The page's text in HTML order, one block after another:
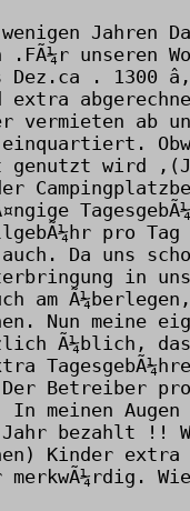
Jahren
.FÃ¼r unseren
Dez.ca . 1300
extra
vermieten ab
einquartiert.
genutzt wird
pro
Da uns
in
am
Nun meine
Ã¼blich, das
Der Betreiber
meinen
Jahr bezahlt !!
Kinder
merkwÃ¼rdig.